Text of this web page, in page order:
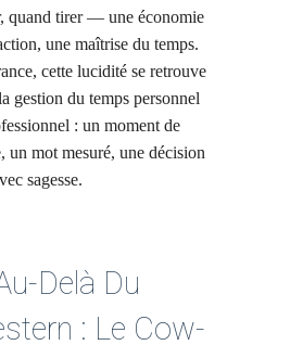
quand tirer — une économie
une maîtrise du temps.
cette lucidité se retrouve
gestion du temps personnel
: un moment de
un mot mesuré, une décision
sagesse.
Delà Du
: Le Cow-